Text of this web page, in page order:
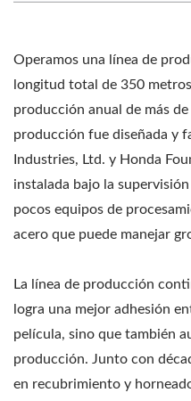
Operamos una línea de
longitud total de 350
producción anual de más
producción fue diseñada y
Industries, Ltd. y Honda
instalada bajo la
pocos equipos de
acero que puede manejar
La línea de producción
logra una mejor adhesión
película, sino que también
producción. Junto con
en recubrimiento y